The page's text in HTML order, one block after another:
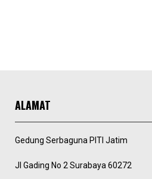
ALAMAT
Gedung Serbaguna PITI Jatim
Jl Gading No 2 Surabaya 60272